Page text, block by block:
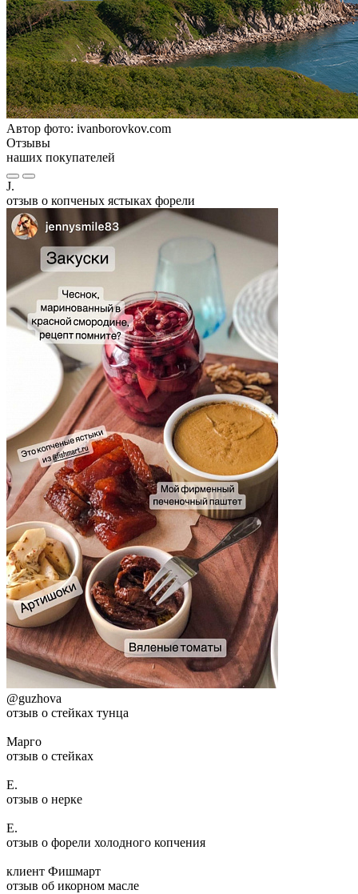
Автор фото: ivanborovkov.com
Отзывы
наших покупателей
J.
отзыв о копченых ястыках форели
@guzhova
отзыв о стейках тунца
Марго
отзыв о стейках
Е.
отзыв о нерке
Е.
отзыв о форели холодного копчения
клиент Фишмарт
отзыв об икорном масле